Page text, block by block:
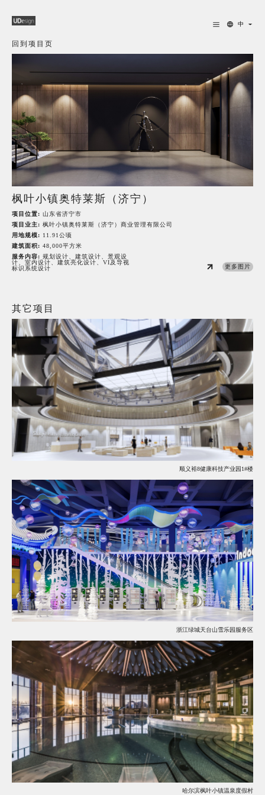
中
回到项目页
枫叶小镇奥特莱斯（济宁）
更多图片
项目位置: 山东省济宁市
项目业主: 枫叶小镇奥特莱斯（济宁）商业管理有限公司
用地规模: 11.91公顷
建筑面积: 48,000平方米
服务内容: 规划设计、建筑设计、景观设
计、室内设计、建筑亮化设计、VI及导视
标识系统设计
其它项目
顺义裕8健康科技产业园1#楼
浙江绿城天台山雪乐园服务区
哈尔滨枫叶小镇温泉度假村